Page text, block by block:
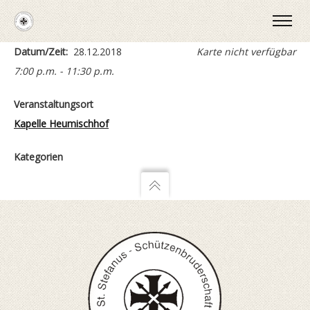
Karte nicht verfügbar
Datum/Zeit: 28.12.2018
7:00 p.m. - 11:30 p.m.
Veranstaltungsort
Kapelle Heumischhof
Kategorien